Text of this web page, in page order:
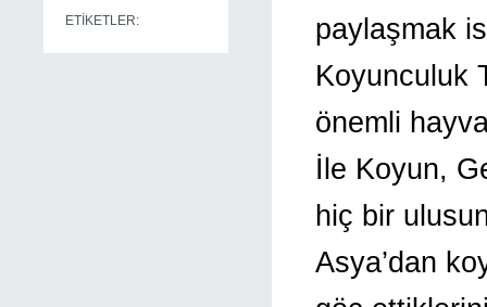
ETİKETLER:
paylaşmak
Koyunculuk
önemli
İle Koyun,
hiç bir
Asya’dan